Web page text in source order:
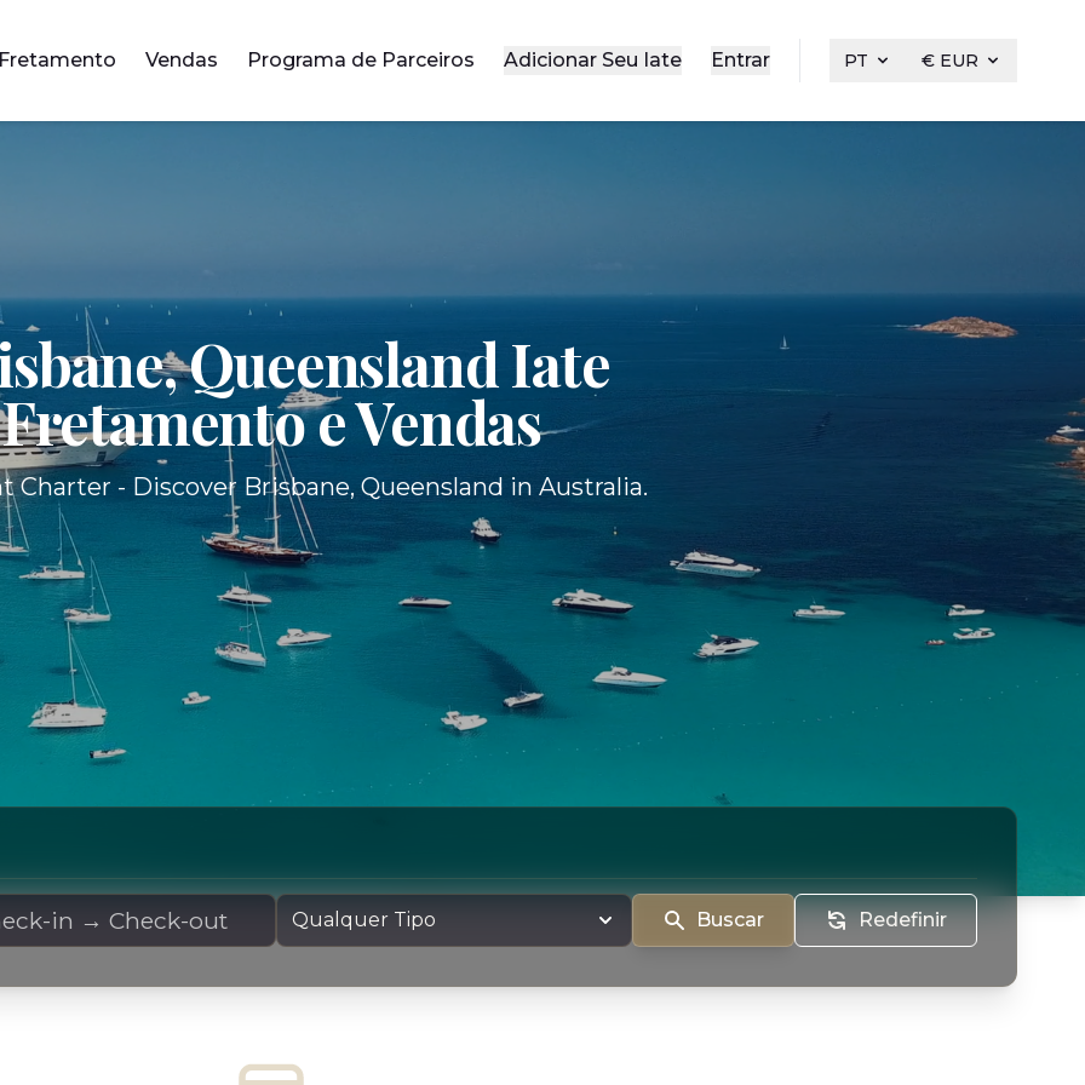
Vendas Programa de Parceiros Adicionar Seu Iate Entrar PT € EUR
Queensland Iate
Fretamento e Vendas
Charter - Discover Brisbane, Queensland in Australia.
Tipo de Iate
Buscar Redefinir